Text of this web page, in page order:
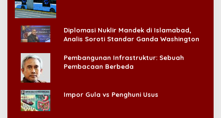
Diplomasi Nuklir Mandek di Islamabad,
Analis Soroti Standar Ganda Washington
Pembangunan Infrastruktur: Sebuah
Pembacaan Berbeda
Impor Gula vs Penghuni Usus